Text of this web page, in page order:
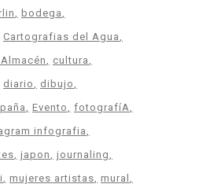
bodega
Cartografias del Agua
cultura
diario
dibujo
Evento
fotografíA
infografia
japon
journaling
mujeres artistas mural